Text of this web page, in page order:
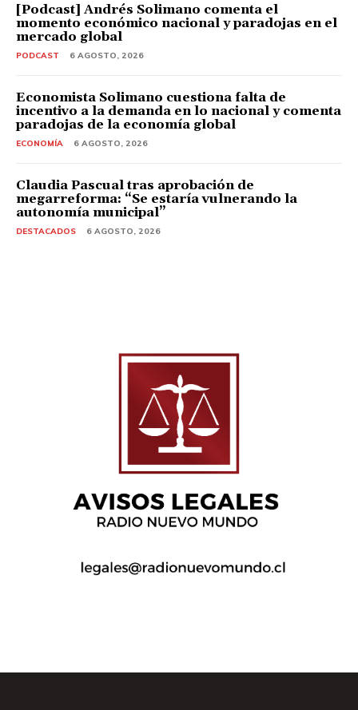
[Podcast] Andrés Solimano comenta el
momento económico nacional y paradojas en el
mercado global
PODCAST 6 AGOSTO, 2026
Economista Solimano cuestiona falta de
incentivo a la demanda en lo nacional y comenta
paradojas de la economía global
ECONOMÍA 6 AGOSTO, 2026
Claudia Pascual tras aprobación de
megarreforma: “Se estaría vulnerando la
autonomía municipal”
DESTACADOS 6 AGOSTO, 2026